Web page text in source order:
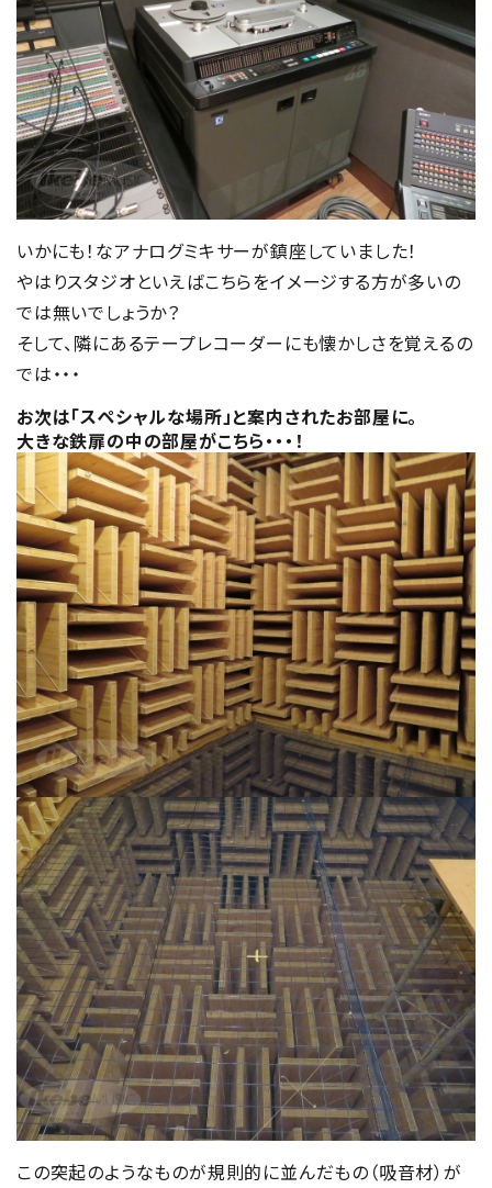
いかにも！なアナログミキサーが鎮座していました！
やはりスタジオといえばこちらをイメージする方が多いの
では無いでしょうか？
そして、隣にあるテープレコーダーにも懐かしさを覚えるの
では・・・
お次は「スペシャルな場所」と案内されたお部屋に。
大きな鉄扉の中の部屋がこちら・・・！
この突起のようなものが規則的に並んだもの（吸音材）が